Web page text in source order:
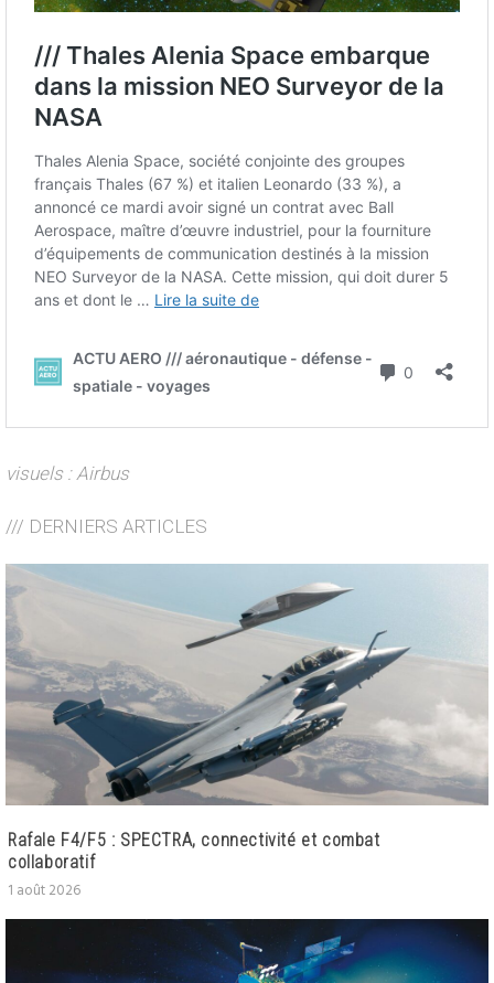
visuels : Airbus
/// DERNIERS ARTICLES
Rafale F4/F5 : SPECTRA, connectivité et combat
collaboratif
1 août 2026